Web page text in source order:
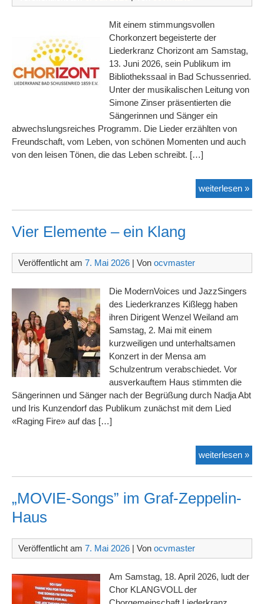
Mit einem stimmungsvollen
Chorkonzert begeisterte der
Liederkranz Chorizont am Samstag,
13. Juni 2026, sein Publikum im
Bibliothekssaal in Bad Schussenried.
Unter der musikalischen Leitung von
Simone Zinser präsentierten die
Sängerinnen und Sänger ein
abwechslungsreiches Programm. Die Lieder erzählten von
Freundschaft, vom Leben, von schönen Momenten und auch
von den leisen Tönen, die das Leben schreibt. […]
weiterlesen »Ein
Vier Elemente – ein Klang
Veröffentlicht am 7. Mai 2026 | Von ocvmaster
Die ModernVoices und JazzSingers
des Liederkranzes Kißlegg haben
ihren Dirigent Wenzel Weiland am
Samstag, 2. Mai mit einem
kurzweiligen und unterhaltsamen
Konzert in der Mensa am
Schulzentrum verabschiedet. Vor
ausverkauftem Haus stimmten die
Sängerinnen und Sänger nach der Begrüßung durch Nadja Abt
und Iris Kunzendorf das Publikum zunächst mit dem Lied
«Raging Fire» auf das […]
weiterlesen »Vier
–
„MOVIE-Songs” im Graf-Zeppelin-
Haus
Veröffentlicht am 7. Mai 2026 | Von ocvmaster
Am Samstag, 18. April 2026, ludt der
Chor KLANGVOLL der